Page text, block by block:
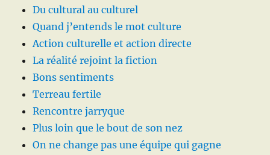
Du cultural au culturel
Quand j’entends le mot culture
Action culturelle et action directe
La réalité rejoint la fiction
Bons sentiments
Terreau fertile
Rencontre jarryque
Plus loin que le bout de son nez
On ne change pas une équipe qui gagne